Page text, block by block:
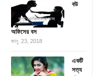
বউ
অফিসের বস
জানু. 23, 2018
একটি
সত্য